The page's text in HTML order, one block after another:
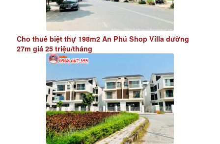
Cho thuê biệt thự 198m2 An Phú Shop Villa đường
27m giá 25 triệu/tháng